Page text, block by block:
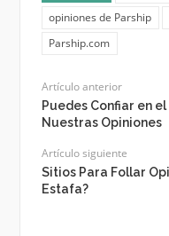
opiniones de Parship
Parship.com
Artículo anterior
Puedes Confiar en
Nuestras Opiniones
Artículo siguiente
Sitios Para Follar
Estafa?